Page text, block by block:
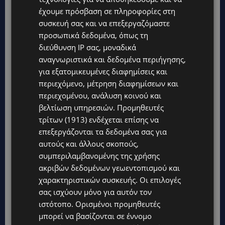
Topics
ΚΟΣΜΙΚΑ
PERNERA BEACH HOTEL: Εκλεκτές παρουσίες στα 50 χρόνια
ενός ιστορικού ξενοδοχείου-Ποιους είδαμε
UPDATES
ΦΟΝΟΣ ΣΤΗΝ ΚΕΡΥΝΕΙΑ: Νεκρός 40χρονος – Επτά συλλήψεις,
ο ένας τραυματισμένος
UPDATES
ΛΑΡΝΑΚΑ: Παράπονα για την πρόσβαση στην παραλία σκύλων
– Πολίτες ζητούν λύσεις για ηλικιωμένους και άτομα με
αναπηρία-(Φώτο)
έχουμε πρόσβαση σε πληροφορίες στη
συσκευή σας και να επεξεργαζόμαστε
προσωπικά δεδομένα, όπως τη
διεύθυνση IP σας, μοναδικά
αναγνωριστικά και δεδομένα περιήγησης,
για εξατομικευμένες διαφημίσεις και
περιεχόμενο, μέτρηση διαφημίσεων και
περιεχομένου, ανάλυση κοινού και
βελτίωση υπηρεσιών. Προμηθευτές
τρίτων (1913) ενδέχεται επίσης να
επεξεργάζονται τα δεδομένα σας για
αυτούς και άλλους σκοπούς,
συμπεριλαμβανομένης της χρήσης
ακριβών δεδομένων γεωεντοπισμού και
χαρακτηριστικών συσκευής. Οι επιλογές
σας ισχύουν μόνο για αυτόν τον
ιστότοπο. Ορισμένοι προμηθευτές
μπορεί να βασίζονται σε έννομο